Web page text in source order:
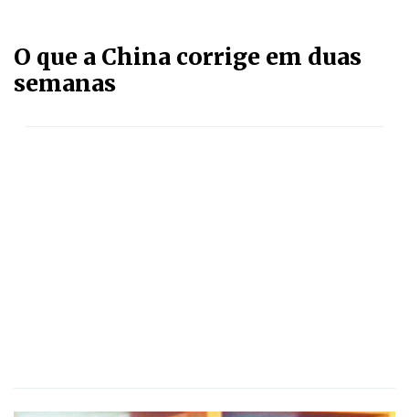
O que a China corrige em duas
semanas